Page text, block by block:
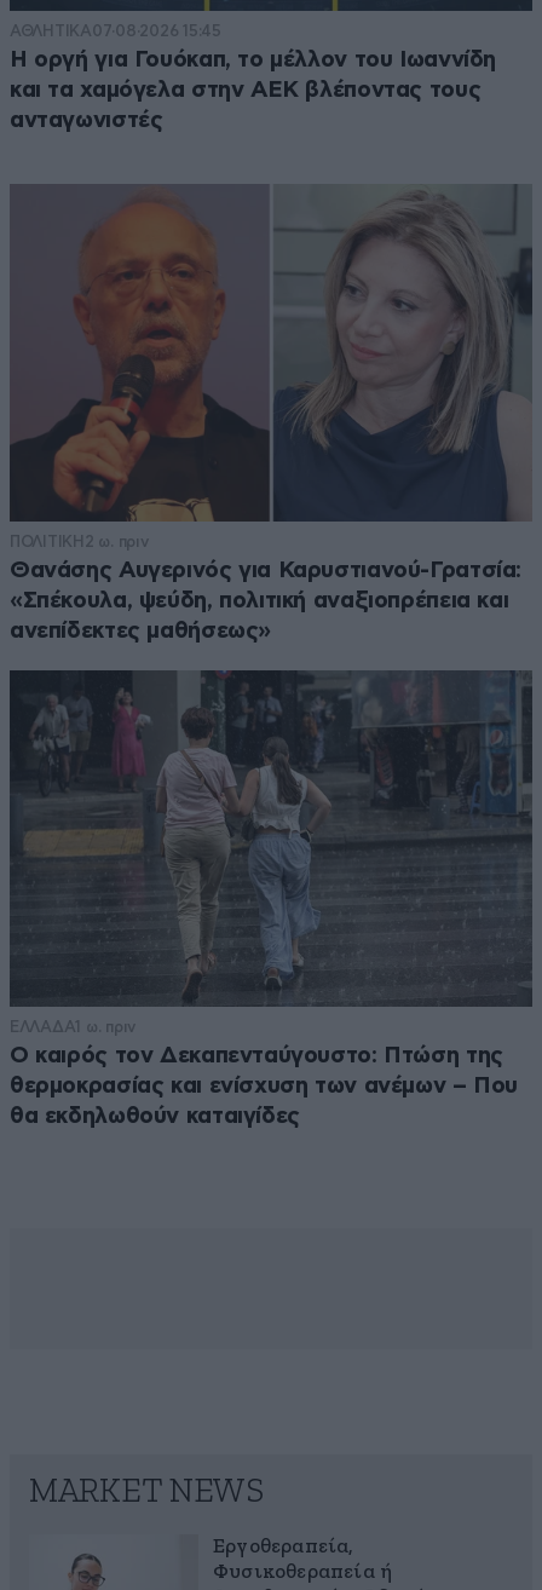
ΑΘΛΗΤΙΚΑ07·08·2026 15:45
Η οργή για Γουόκαπ, το μέλλον του Ιωαννίδη
και τα χαμόγελα στην ΑΕΚ βλέποντας τους
ανταγωνιστές
ΠΟΛΙΤΙΚΗ 2 ω. πριν
Θανάσης Αυγερινός για Καρυστιανού-Γρατσία:
«Σπέκουλα, ψεύδη, πολιτική αναξιοπρέπεια και
ανεπίδεκτες μαθήσεως»
ΕΛΛΑΔΑ1 ω. πριν
Ο καιρός τον Δεκαπενταύγουστο: Πτώση της
θερμοκρασίας και ενίσχυση των ανέμων – Που
θα εκδηλωθούν καταιγίδες
MARKET NEWS
Εργοθεραπεία,
Φυσικοθεραπεία ή